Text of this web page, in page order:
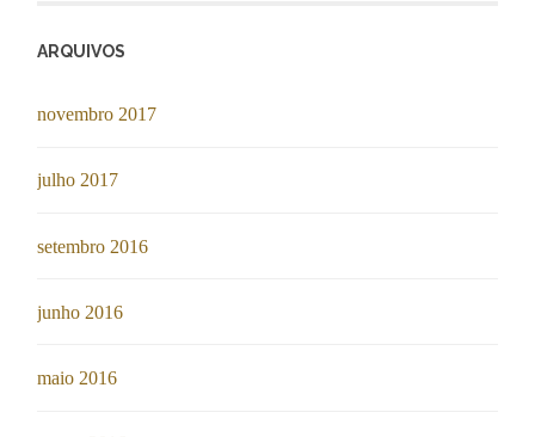
ARQUIVOS
novembro 2017
julho 2017
setembro 2016
junho 2016
maio 2016